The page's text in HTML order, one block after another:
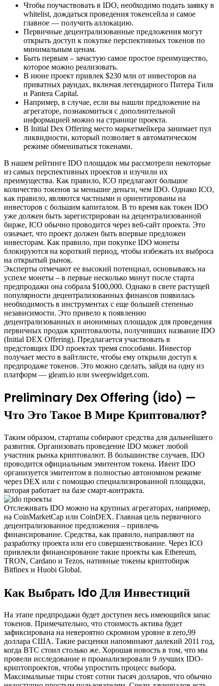
Чтобы поучаствовать в IDO, необходимо подать заявку в
whitelist, дождаться проведения токенсейла и самое
главное — получить аллокацию.
Первичные децентрализованные предложения могут
открыть доступ к покупке перспективных токенов по
минимальным ценам.
Быть первым – зачастую самое простое преимущество,
которое можно реализовать.
В июне проект привлек $230 млн от инвесторов на
приватных раундах, включая легендарного Питера Тиля
и Pantera Capital.
Например, в случае, если вы нашли предложение на
агрегаторе, познакомиться с дополнительной
информацией можно на странице проекта.
В Initial Dex Offering место маркетмейкера занимает пул
ликвидности, который позволяет в автоматическом
режиме обмениваться токенами.
В нашем рейтинге IDO площадок мы рассмотрели некоторые
из самых перспективных проектов и изучили их
преимущества. Как правило, ICO предлагают большое
количество токенов за меньшие деньги, чем IDO. Однако ICO,
как правило, являются частными и ориентированы на
инвесторов с большим капиталом. В то время как токен IDO
уже должен быть зарегистрирован на децентрализованной
бирже, ICO обычно проводится через веб-сайт проекта. Это
означает, что проект должен быть впервые предложен
инвесторам. Как правило, при покупке IDO монеты
блокируются на короткий период, чтобы избежать их выброса
на открытый рынок.
Эксперты отмечают ее высокий потенциал, основываясь на
успехе монеты – в первые несколько минут после старта
предпродажи она собрала $100,000. Однако в свете растущей
популярности децентрализованных финансов появилась
необходимость в инструментах с еще большей степенью
независимости. Это привело к появлению
децентрализованных и анонимных площадок для проведения
первичных продаж криптовалюты, получивших название IDO
(Initial DEX Offering). Предлагается участвовать в
предстоящих IDO проектах тремя способами. Инвестор
получает место в вайтлисте, чтобы ему открыли доступ к
предпродаже токенов. Это можно сделать, зайдя на одну из
платформ — gleam.io или sweepwidget.com.
Preliminary Dex Offering (ido) —
Что Это Такое В Мире Криптовалют?
Таким образом, стартапы собирают средства для дальнейшего
развития. Организовать проведение IDO может любой
участник рынка криптовалют. В большинстве случаев, IDO
проводится официальным эмитентом токена. Ивент IDO
организуется эмитентом в полностью автономном режиме
через DEX или c помощью специализированной площадки,
которая работает на базе смарт-контракта.
Отслеживать IDO можно на крупных агрегаторах, например,
на CoinMarketCap или CoinDEX. Главная цель первичного
децентрализованное предложения – привлечь
финансирование. Средства, как правило, направляют на
разработку проекта или его совершенствование. Через ICO
привлекли финансирование такие проекты как Ethereum,
TRON, Cardano и Tezos, нативные токены криптобирж
Bitfinex и Huobi Global.
Как Выбрать Ido Для Инвестиций
На этапе предпродажи будет доступен весь имеющийся запас
токенов. Примечательно, что стоимость актива будет
зафиксирована на невероятно скромном уровне в zero,99
доллара США. Такие расценки напоминают далекий 2011 год,
когда BTC стоил столько же. Хорошая новость в том, что мы
провели исследование и проанализировали 9 лучших IDO-
криптопроектов, чтобы упростить процесс выбора.
Максимальные тиры стоят сотни тысяч долларов, что обычно